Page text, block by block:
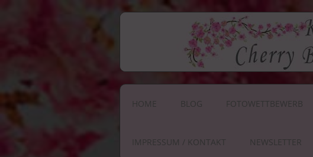
HOME BLOG FOTOWETTBEWERB
IMPRESSUM / KONTAKT NEWSLETTER